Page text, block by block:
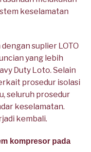
keselamatan
suplier LOTO
yang lebih
Duty Loto. Selain
prosedur isolasi
seluruh prosedur
keselamatan.
kembali.
kompresor pada